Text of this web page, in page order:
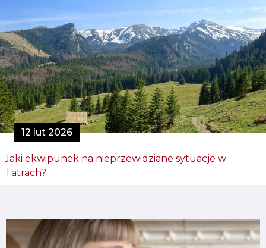
12 lut 2026
Jaki ekwipunek na nieprzewidziane sytuacje w
Tatrach?